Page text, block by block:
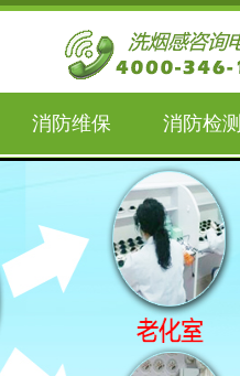
消防维保 消防检测